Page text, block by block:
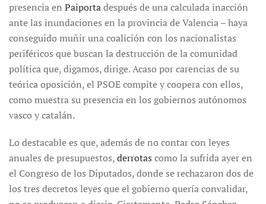
presencia en Paiportadespués de una calculada inacción
ante las inundaciones en la provincia de Valencia – haya
conseguido muñir una coalición con los nacionalistas
periféricos que buscan la destrucción de la comunidad
política que, digamos, dirige. Acaso por carencias de su
teórica oposición, el PSOE compite y coopera con ellos,
como muestra su presencia en los gobiernos autónomos
vasco y catalán.
Lo destacable es que, además de no contar con leyes
anuales de presupuestos,derrotas como la sufrida ayer en
el Congreso de los Diputados, donde se rechazaron dos de
los tres decretos leyes que el gobierno quería convalidar,